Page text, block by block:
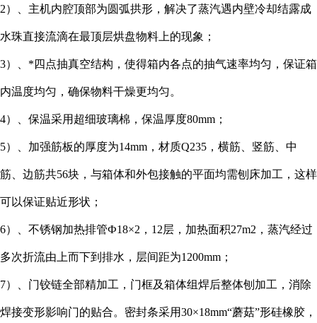
2）、主机内腔顶部为圆弧拱形，解决了蒸汽遇内壁冷却结露成
水珠直接流滴在最顶层烘盘物料上的现象；
3）、*四点抽真空结构，使得箱内各点的抽气速率均匀，保证箱
内温度均匀，确保物料干燥更均匀。
4）、保温采用超细玻璃棉，保温厚度80mm；
5）、加强筋板的厚度为14mm，材质Q235，横筋、竖筋、中
筋、边筋共56块，与箱体和外包接触的平面均需刨床加工，这样
可以保证贴近形状；
6）、不锈钢加热排管Ф18×2，12层，加热面积27m2，蒸汽经过
多次折流由上而下到排水，层间距为1200mm；
7）、门铰链全部精加工，门框及箱体组焊后整体刨加工，消除
焊接变形影响门的贴合。密封条采用30×18mm“蘑菇”形硅橡胶，